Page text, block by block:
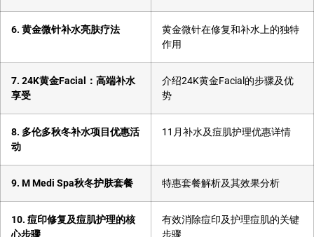
6. 黄金微针补水亮肤疗法
黄金微针在修复和补水上的独特
作用
7. 24K黄金Facial：高端补水
享受
介绍24K黄金Facial的步骤及优
势
8. 多伦多秋冬补水项目优惠活
动
11月补水及痘肌护理优惠详情
9. M Medi Spa秋冬护肤套餐 特惠套餐解析及其效果分析
10. 痘印修复及痘肌护理的核
心步骤
有效消除痘印及护理痘肌的关键
步骤